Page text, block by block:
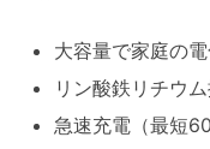
大容量で家庭の
リン酸鉄リチウ
急速充電（最短